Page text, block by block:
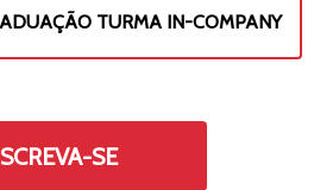
TURMA IN-COMPANY
SE